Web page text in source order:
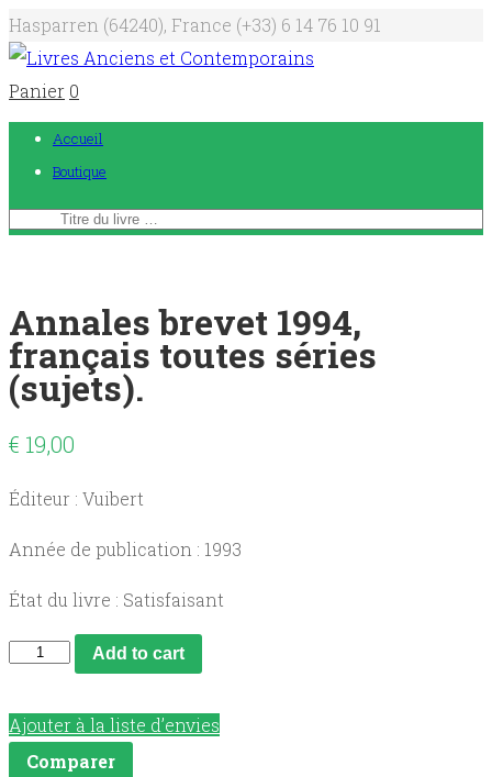
Hasparren (64240), France (+33) 6 14 76 10 91
Panier 0
Accueil
Boutique
Annales brevet 1994,
français toutes séries
(sujets).
€ 19,00
Éditeur : Vuibert
Année de publication : 1993
État du livre : Satisfaisant
Annales
1994,
français
Add to cart
Ajouter à la liste d’envies
Comparer